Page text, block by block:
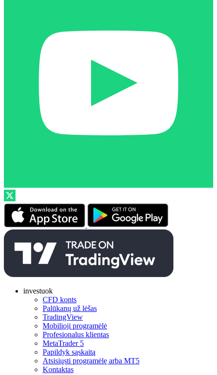
investuok
CFD konts
Palūkanų už lėšas
TradingView
Mobilioji programėlė
Profesionalus klientas
MetaTrader 5
Papildyk sąskaitą
Atsisiųsti programėlę arba MT5
Kontaktas